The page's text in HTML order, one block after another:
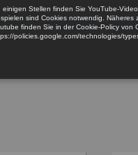
einigen Stellen finden Sie YouTube-
sind Cookies notwendig. Näheres
finden Sie in der Cookie-Policy von
policies.google.com/technologies/